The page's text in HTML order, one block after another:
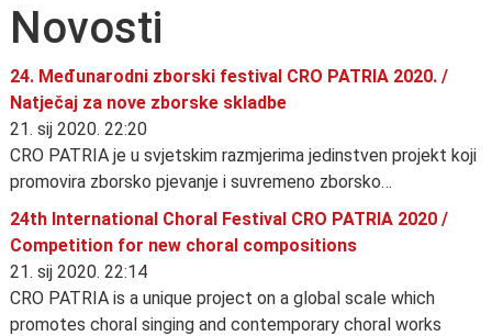
Novosti
24. Međunarodni zborski festival CRO PATRIA 2020. /
Natječaj za nove zborske skladbe
21. sij 2020. 22:20
CRO PATRIA je u svjetskim razmjerima jedinstven projekt koji
promovira zborsko pjevanje i suvremeno zborsko…
24th International Choral Festival CRO PATRIA 2020 /
Competition for new choral compositions
21. sij 2020. 22:14
CRO PATRIA is a unique project on a global scale which
promotes choral singing and contemporary choral works